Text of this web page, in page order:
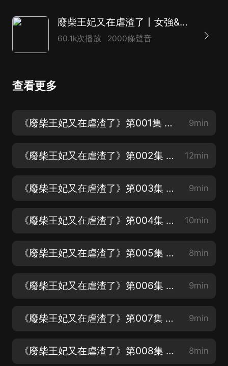
廢柴王妃又在虐渣了丨女強&逆襲丨真人多播丨幻言有聲劇
60.1k次播放 2000條聲音
查看更多
《廢柴王妃又在虐渣了》第001集 傻子大小姐【收聽！訂閱，關注主播！】 9min
《廢柴王妃又在虐渣了》第002集 秀色可餐【點讚，評論走起來！謝謝支持與喜愛！】 12min
《廢柴王妃又在虐渣了》第003集 我脾氣不太好【日更10集，訂閱才能看到】 9min
《廢柴王妃又在虐渣了》第004集 你跟我說教養【歡迎評論、交流 主播看到會回復】 10min
《廢柴王妃又在虐渣了》第005集 千年王八萬年龜【好聽的話，幫主播分享一下哦！】 8min
《廢柴王妃又在虐渣了》第006集 唉我好委屈 9min
《廢柴王妃又在虐渣了》第007集 氣死人不償命 9min
《廢柴王妃又在虐渣了》第008集 赤風學院 8min